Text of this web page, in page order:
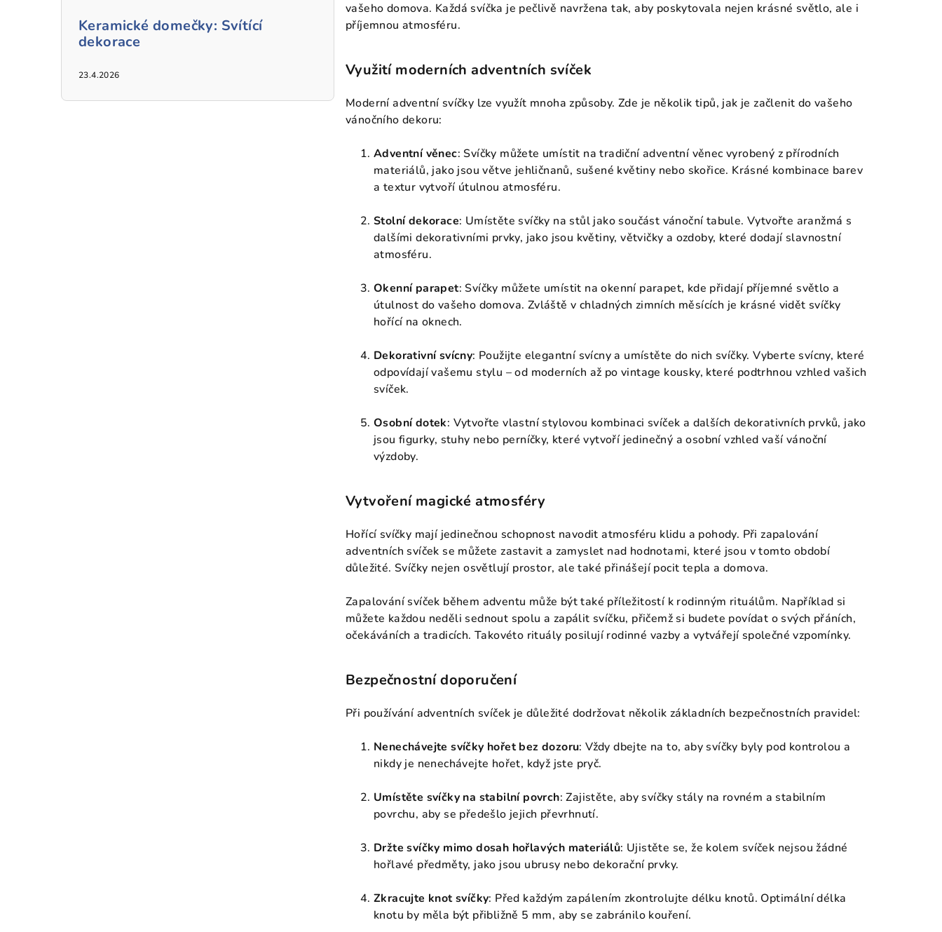
Keramické domečky: Svítící
dekorace
23.4.2026
vašeho domova. Každá svíčka je pečlivě navržena tak, aby poskytovala nejen krásné světlo, ale i
příjemnou atmosféru.
Využití moderních adventních svíček
Moderní adventní svíčky lze využít mnoha způsoby. Zde je několik tipů, jak je začlenit do vašeho
vánočního dekoru:
Adventní věnec: Svíčky můžete umístit na tradiční adventní věnec vyrobený z přírodních
materiálů, jako jsou větve jehličnanů, sušené květiny nebo skořice. Krásné kombinace barev
a textur vytvoří útulnou atmosféru.
Stolní dekorace: Umístěte svíčky na stůl jako součást vánoční tabule. Vytvořte aranžmá s
dalšími dekorativními prvky, jako jsou květiny, větvičky a ozdoby, které dodají slavnostní
atmosféru.
Okenní parapet: Svíčky můžete umístit na okenní parapet, kde přidají příjemné světlo a
útulnost do vašeho domova. Zvláště v chladných zimních měsících je krásné vidět svíčky
hořící na oknech.
Dekorativní svícny: Použijte elegantní svícny a umístěte do nich svíčky. Vyberte svícny, které
odpovídají vašemu stylu – od moderních až po vintage kousky, které podtrhnou vzhled vašich
svíček.
Osobní dotek: Vytvořte vlastní stylovou kombinaci svíček a dalších dekorativních prvků, jako
jsou figurky, stuhy nebo perníčky, které vytvoří jedinečný a osobní vzhled vaší vánoční
výzdoby.
Vytvoření magické atmosféry
Hořící svíčky mají jedinečnou schopnost navodit atmosféru klidu a pohody. Při zapalování
adventních svíček se můžete zastavit a zamyslet nad hodnotami, které jsou v tomto období
důležité. Svíčky nejen osvětlují prostor, ale také přinášejí pocit tepla a domova.
Zapalování svíček během adventu může být také příležitostí k rodinným rituálům. Například si
můžete každou neděli sednout spolu a zapálit svíčku, přičemž si budete povídat o svých přáních,
očekáváních a tradicích. Takovéto rituály posilují rodinné vazby a vytvářejí společné vzpomínky.
Bezpečnostní doporučení
Při používání adventních svíček je důležité dodržovat několik základních bezpečnostních pravidel:
Nenechávejte svíčky hořet bez dozoru: Vždy dbejte na to, aby svíčky byly pod kontrolou a
nikdy je nenechávejte hořet, když jste pryč.
Umístěte svíčky na stabilní povrch: Zajistěte, aby svíčky stály na rovném a stabilním
povrchu, aby se předešlo jejich převrhnutí.
Držte svíčky mimo dosah hořlavých materiálů: Ujistěte se, že kolem svíček nejsou žádné
hořlavé předměty, jako jsou ubrusy nebo dekorační prvky.
Zkracujte knot svíčky: Před každým zapálením zkontrolujte délku knotů. Optimální délka
knotu by měla být přibližně 5 mm, aby se zabránilo kouření.